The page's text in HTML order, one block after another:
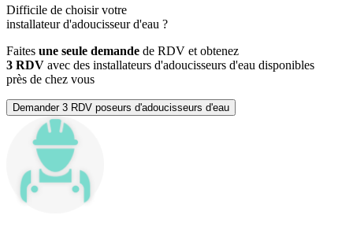
Difficile de choisir votre
installateur d'adoucisseur d'eau ?
Faites une seule demande de RDV et obtenez
3 RDV avec des installateurs d'adoucisseurs d'eau disponibles
près de chez vous
Demander 3 RDV poseurs d'adoucisseurs d'eau